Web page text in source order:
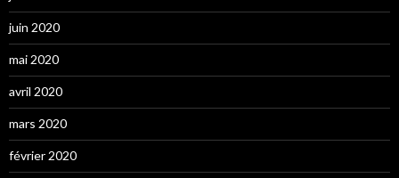
juin 2020
mai 2020
avril 2020
mars 2020
février 2020